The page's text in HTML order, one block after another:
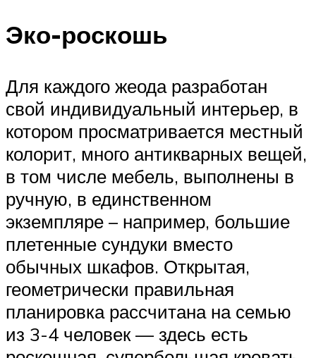
Эко-роскошь
Для каждого жеода разработан
свой индивидуальный интерьер, в
котором просматривается местный
колорит, много антикварных вещей,
в том числе мебель, выполнены в
ручную, в единственном
экземпляре – например, большие
плетенные сундуки вместо
обычных шкафов. Открытая,
геометрически правильная
планировка рассчитана на семью
из 3-4 человек — здесь есть